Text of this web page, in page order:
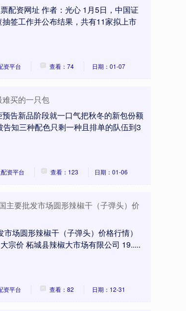
配资网址 作者：光心 1月5日，中国证
签工作并公布结果，共有11家拟上市
资平台 查看：74 日期：01-07
买的一只包
告新品阶段就一口气把秋冬的新包份额
知三种配色只剩一种且排单的队伍到3
资平台 查看：123 日期：01-06
主要批发市场圆形辣椒干（子弹头）价
场圆形辣椒干（子弹头）价格行情）
宗价 柘城县辣椒大市场有限公司 19.....
资平台 查看：82 日期：12-31